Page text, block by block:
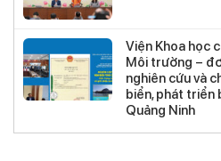
Viện Khoa học
Môi trường –
nghiên cứu và
biển, phát triển
Quảng Ninh